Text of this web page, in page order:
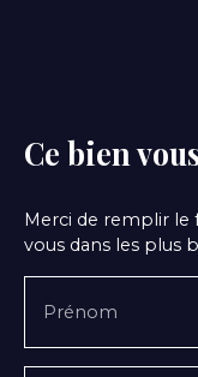
Ce bien
Merci de remplir le
vous dans les plus
Prénom